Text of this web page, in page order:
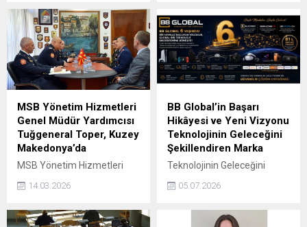
tehditlerinden korumak için
yeni bir hava savunma
sistemi geliştirdi.
yoğun çalışma temposuna
bağlı yaşadığı rahatsızlık
sonrası tedaviye alındığını
belirterek, “Başkanımızın
genel durumu iyi olup,
bulunmamaktadır” dedi.
MSB Yönetim Hizmetleri
Genel Müdür Yardımcısı
Tuğgeneral Toper, Kuzey
Makedonya’da
MSB Yönetim Hizmetleri
Hava Tuğgeneral Ramazan
heyet, Gazi Mustafa Kemal
14.03.2026
BB Global’in Başarı
Hikâyesi ve Yeni Vizyonu
Teknolojinin Geleceğini
Şekillendiren Marka
Teknolojinin Geleceğini
Global’in Başarı Hikâyesi ve
dünyası her geçen gün daha
05.07.2026